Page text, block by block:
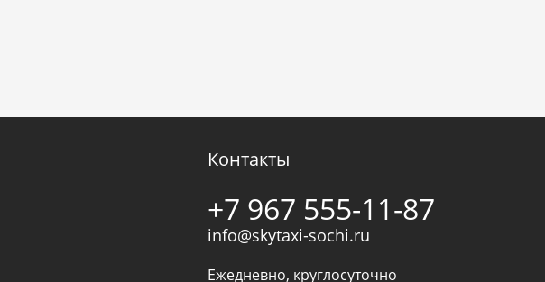
Контакты
+7 967 555-11-87
info@skytaxi-sochi.ru
Ежедневно, круглосуточно